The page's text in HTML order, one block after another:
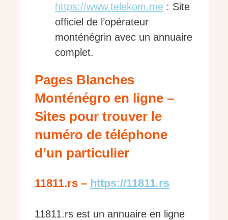
https://www.telekom.me : Site
officiel de l’opérateur
monténégrin avec un annuaire
complet.
Pages Blanches
Monténégro en ligne –
Sites pour trouver le
numéro de téléphone
d’un particulier
11811.rs – https://11811.rs
11811.rs est un annuaire en ligne